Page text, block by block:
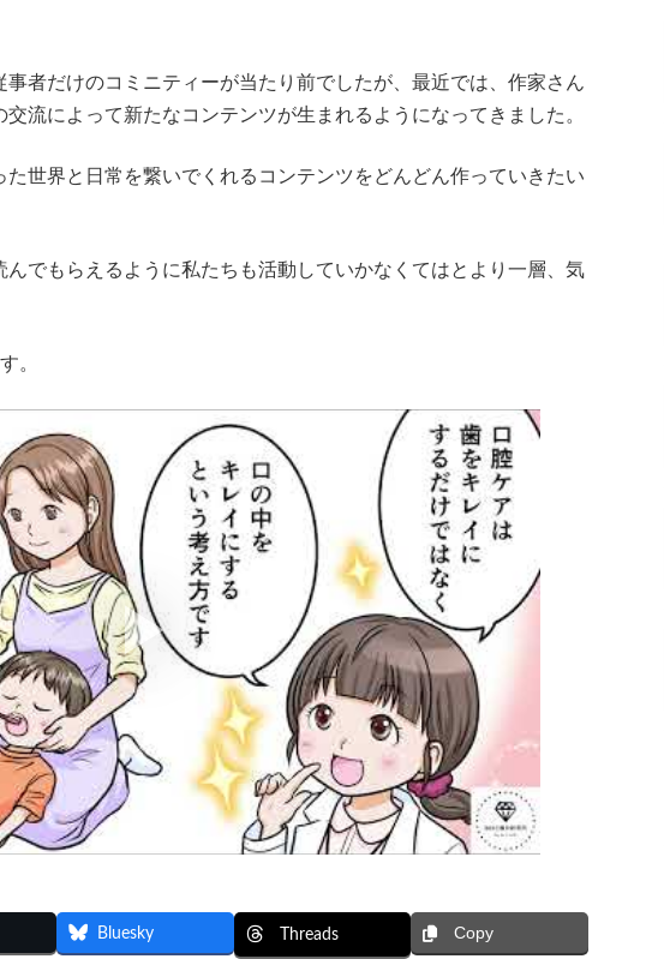
者だけのコミニティーが当たり前でしたが、最近では、作家さん
流によって新たなコンテンツが生まれるようになってきました。
世界と日常を繋いでくれるコンテンツをどんどん作っていきたい
でもらえるように私たちも活動していかなくてはとより一層、気
。
Bluesky Threads Copy